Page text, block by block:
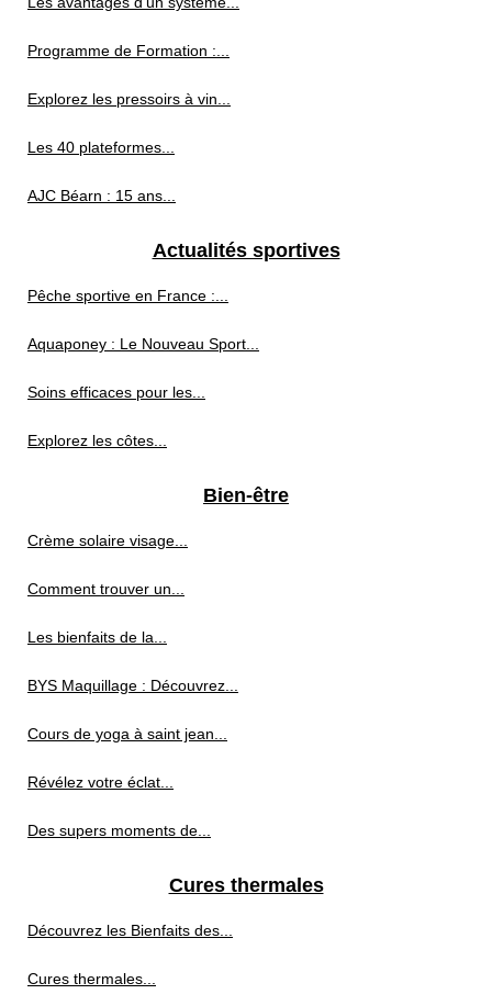
Programme de Formation :...
Explorez les pressoirs à vin...
Les 40 plateformes...
AJC Béarn : 15 ans...
Actualités sportives
Pêche sportive en France :...
Aquaponey : Le Nouveau Sport...
Soins efficaces pour les...
Explorez les côtes...
Bien-être
Crème solaire visage...
Comment trouver un...
Les bienfaits de la...
BYS Maquillage : Découvrez...
Cours de yoga à saint jean...
Révélez votre éclat...
Des supers moments de...
Cures thermales
Découvrez les Bienfaits des...
Cures thermales...